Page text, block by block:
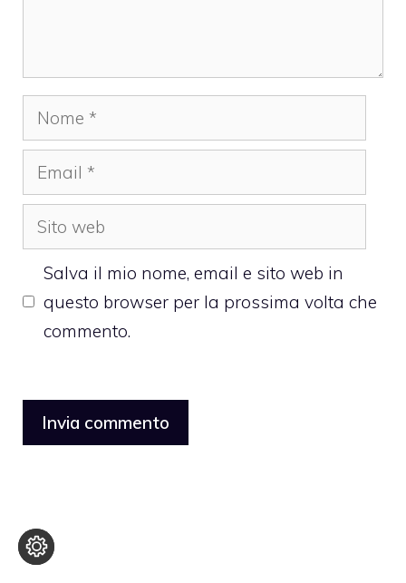
Nome
Email
Sito
web
Salva il mio nome, email e sito web in
questo browser per la prossima volta che
commento.